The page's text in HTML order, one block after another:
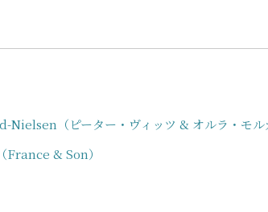
（ピーター・ヴィッツ & オルラ・モル
& Son）